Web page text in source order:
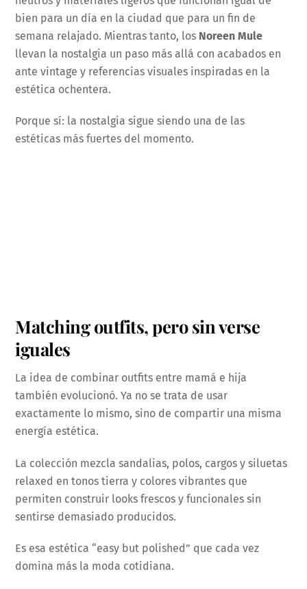
bien para un día en la ciudad que para un fin de
semana relajado. Mientras tanto, los Noreen Mule
llevan la nostalgia un paso más allá con acabados en
ante vintage y referencias visuales inspiradas en la
estética ochentera.
Porque sí: la nostalgia sigue siendo una de las
estéticas más fuertes del momento.
Matching outfits, pero sin verse
iguales
La idea de combinar outfits entre mamá e hija
también evolucionó. Ya no se trata de usar
exactamente lo mismo, sino de compartir una misma
energía estética.
La colección mezcla sandalias, polos, cargos y siluetas
relaxed en tonos tierra y colores vibrantes que
permiten construir looks frescos y funcionales sin
sentirse demasiado producidos.
Es esa estética “easy but polished” que cada vez
domina más la moda cotidiana.